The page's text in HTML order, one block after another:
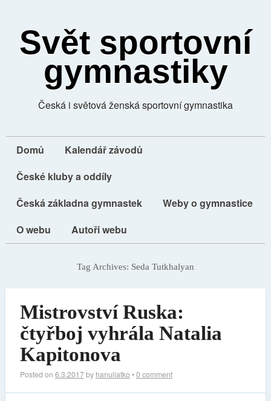
Svět sportovní
gymnastiky
Česká i světová ženská sportovní gymnastika
Domů
Kalendář závodů
České kluby a oddíly
Česká základna gymnastek
Weby o gymnastice
O webu
Autoři webu
Tag Archives: Seda Tutkhalyan
Mistrovství Ruska:
čtyřboj vyhrála Natalia
Kapitonova
Posted on 6.3.2017by hanuliatko •0 comment